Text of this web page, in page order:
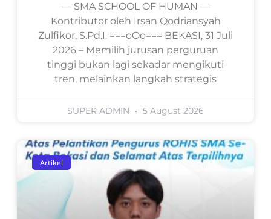
— SMA SCHOOL OF HUMAN —
Kontributor oleh Irsan Qodriansyah
Zulfikor, S.Pd.I. ===oOo=== BEKASI, 31 Juli
2026 – Memilih jurusan perguruan
tinggi bukan lagi sekadar mengikuti
tren, melainkan langkah strategis
SUPER ADMIN 5 August 2026
Artikel